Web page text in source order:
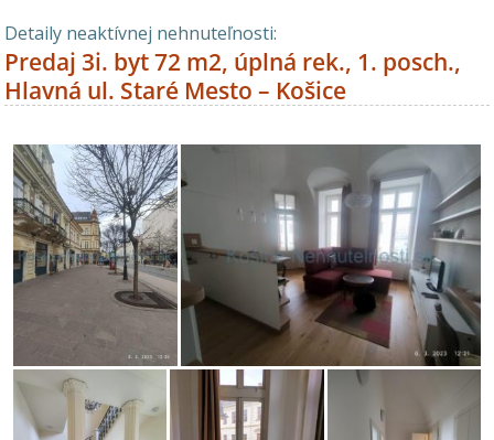
Detaily neaktívnej nehnuteľnosti:
Predaj 3i. byt 72 m2, úplná rek., 1. posch.,
Hlavná ul. Staré Mesto – Košice